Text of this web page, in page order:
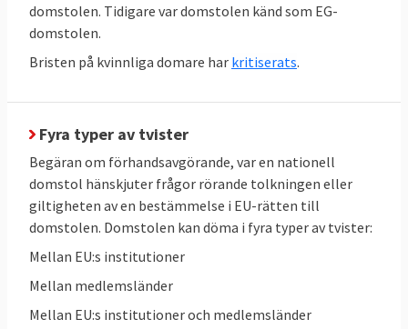
9 november 2023Sverige förloradeEU-
kommissionen stämde Sverige för att inte i
tid infört ändringar i vapendirektiv (EU)
miljoner kronor för allvarlig underlåtenhet
att införa EU-regler. Domstolen skriver: att
denna medlemsstat ingår bland de av
unionens medlemsstater som är hårdast
drabbade av våld med skjutvapen, en
relevant omständighet vid den konkreta
bedömningen av hur allvarlig den aktuella
överträdelsen är.
domstolen. Tidigare var domstolen känd som EG-
domstolen.
Bristen på kvinnliga domare har kritiserats.
Fyra typer av tvister
Begäran om förhandsavgörande, var en nationell
domstol hänskjuter frågor rörande tolkningen eller
giltigheten av en bestämmelse i EU-rätten till
domstolen. Domstolen kan döma i fyra typer av tvister:
Mellan EU:s institutioner
Mellan medlemsländer
Mellan EU:s institutioner och medlemsländer